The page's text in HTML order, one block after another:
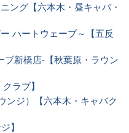
ング【六本木・昼キャバ・
ハートウェーブ～【五反
ブ新橋店-【秋葉原・ラウン
ラブ】
ンジ）【六本木・キャバク
】